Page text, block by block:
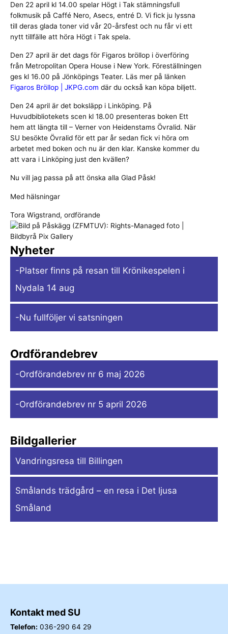
Den 22 april kl 14.00 spelar Högt i Tak stämningsfull
folkmusik på Caffé Nero, Asecs, entré D. Vi fick ju lyssna
till deras glada toner vid vår 20-årsfest och nu får vi ett
nytt tillfälle att höra Högt i Tak spela.
Den 27 april är det dags för Figaros bröllop i överföring
från Metropolitan Opera House i New York. Föreställningen
ges kl 16.00 på Jönköpings Teater. Läs mer på länken
Figaros Bröllop | JKPG.com där du också kan köpa biljett.
Den 24 april är det boksläpp i Linköping. På
Huvudbibliotekets scen kl 18.00 presenteras boken Ett
hem att längta till – Verner von Heidenstams Övralid. När
SU besökte Övralid för ett par år sedan fick vi höra om
arbetet med boken och nu är den klar. Kanske kommer du
att vara i Linköping just den kvällen?
Nu vill jag passa på att önska alla Glad Påsk!
Med hälsningar
Tora Wigstrand, ordförande
Nyheter
-Platser finns på resan till Krönikespelen i
Nydala 14 aug
-Nu fullföljer vi satsningen
Ordförandebrev
-Ordförandebrev nr 6 maj 2026
-Ordförandebrev nr 5 april 2026
Bildgallerier
Vandringsresa till Billingen
Smålands trädgård – en resa i Det ljusa
Småland
Kontakt med SU
Telefon: 036-290 64 29